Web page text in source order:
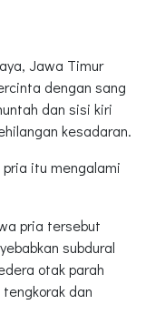
Jawa Timur
dengan sang
dan sisi kiri
kesadaran.
itu mengalami
pria tersebut
subdural
otak parah
dan